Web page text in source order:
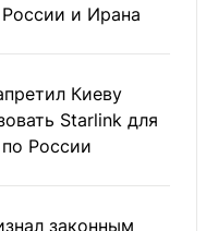
и Ирана
Киеву
Starlink для
России
законным